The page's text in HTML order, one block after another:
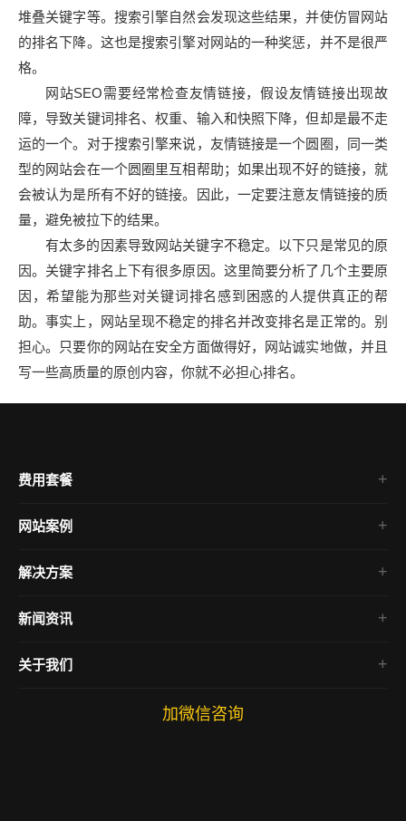
堆叠关键字等。搜索引擎自然会发现这些结果，并使仿冒网站
的排名下降。这也是搜索引擎对网站的一种奖惩，并不是很严
格。
网站SEO需要经常检查友情链接，假设友情链接出现故
障，导致关键词排名、权重、输入和快照下降，但却是最不走
运的一个。对于搜索引擎来说，友情链接是一个圆圈，同一类
型的网站会在一个圆圈里互相帮助；如果出现不好的链接，就
会被认为是所有不好的链接。因此，一定要注意友情链接的质
量，避免被拉下的结果。
有太多的因素导致网站关键字不稳定。以下只是常见的原
因。关键字排名上下有很多原因。这里简要分析了几个主要原
因，希望能为那些对关键词排名感到困惑的人提供真正的帮
助。事实上，网站呈现不稳定的排名并改变排名是正常的。别
担心。只要你的网站在安全方面做得好，网站诚实地做，并且
写一些高质量的原创内容，你就不必担心排名。
费用套餐
网站案例
企业官网
房产网站
解决方案
新闻资讯
SEO教程
关于我们
加微信咨询